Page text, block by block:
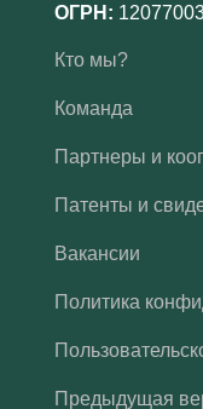
ОГРН:
Кто мы?
Команда
Партнеры и
Патенты и
Вакансии
Политика
Предыдущая